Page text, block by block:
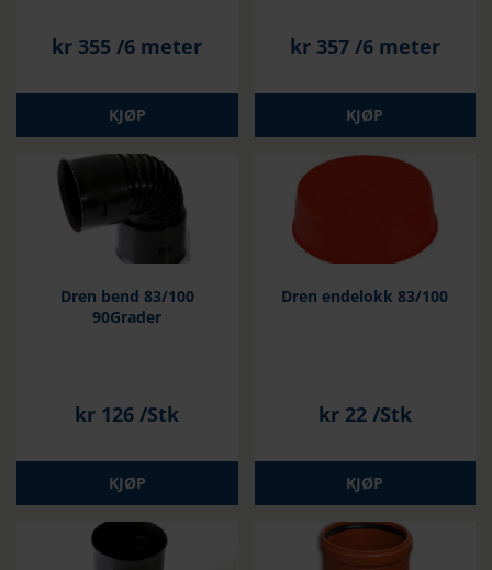
kr 355 /6 meter
KJØP
kr357/6 meter
KJØP
Dren bend 83/100
90Grader
kr 126 /Stk
KJØP
Dren endelokk 83/100
kr22/Stk
KJØP